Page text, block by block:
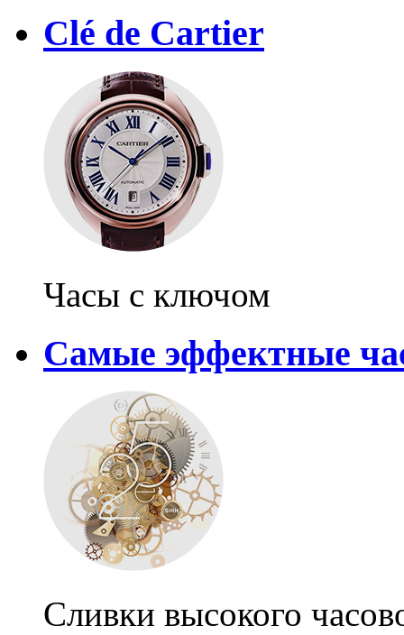
Clé de Cartier
Часы с ключом
Самые эффектные
Сливки высокого